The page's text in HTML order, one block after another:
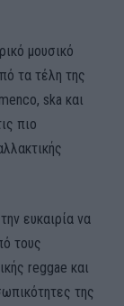
μουσικό
τα τέλη της
ska και
πιο
ευκαιρία να
τους
reggae και
της